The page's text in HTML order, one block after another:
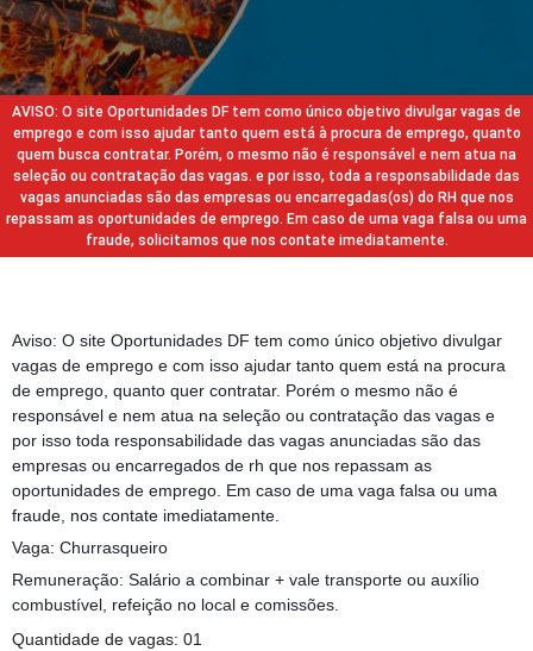
AVISO: O site Oportunidades DF tem como único objetivo divulgar vagas de
emprego e com isso ajudar tanto quem está à procura de emprego, quanto
quem busca contratar. Porém, o mesmo não é responsável e nem atua na
seleção ou contratação das vagas. e por isso, toda a responsabilidade das
vagas anunciadas são das empresas ou encarregadas(os) do RH que nos
repassam as oportunidades de emprego. Em caso de uma vaga falsa ou uma
fraude, solicitamos que nos contate imediatamente.
Aviso: O site Oportunidades DF tem como único objetivo divulgar
vagas de emprego e com isso ajudar tanto quem está na procura
de emprego, quanto quer contratar. Porém o mesmo não é
responsável e nem atua na seleção ou contratação das vagas e
por isso toda responsabilidade das vagas anunciadas são das
empresas ou encarregados de rh que nos repassam as
oportunidades de emprego. Em caso de uma vaga falsa ou uma
fraude, nos contate imediatamente.
Vaga: Churrasqueiro
Remuneração: Salário a combinar + vale transporte ou auxílio
combustível, refeição no local e comissões.
Quantidade de vagas: 01